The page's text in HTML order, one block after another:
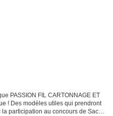
PASSION FIL CARTONNAGE ET
! Des modèles utiles qui prendront
participation au concours de Sacs,